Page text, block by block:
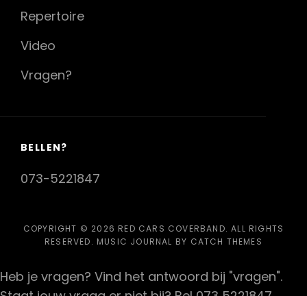
Repertoire
Video
Vragen?
BELLEN?
073-5221847
COPYRIGHT © 2026 RED CARS COVERBAND. ALL RIGHTS
RESERVED. MUSIC JOURNAL BY CATCH THEMES
Heb je vragen? Vind het antwoord bij "vragen".